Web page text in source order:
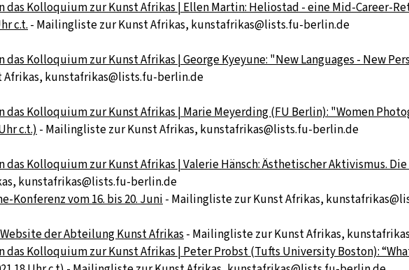
das Kolloquium zur Kunst Afrikas | Ellen Martin: Heliostad - eine Mid-Career-
c.t. - Mailingliste zur Kunst Afrikas, kunstafrikas@lists.fu-berlin.de
Kolloquium zur Kunst Afrikas | George Kyeyune: "New Languages - New
kunstafrikas@lists.fu-berlin.de
Kolloquium zur Kunst Afrikas | Marie Meyerding (FU Berlin): "Women
c.t.) - Mailingliste zur Kunst Afrikas, kunstafrikas@lists.fu-berlin.de
Kolloquium zur Kunst Afrikas | Valerie Hänsch: Ästhetischer Aktivismus. Die
kunstafrikas@lists.fu-berlin.de
Konferenz vom 16. bis 20. Juni - Mailingliste zur Kunst Afrikas,
der Abteilung Kunst Afrikas - Mailingliste zur Kunst Afrikas,
das Kolloquium zur Kunst Afrikas | Peter Probst (Tufts University Boston):